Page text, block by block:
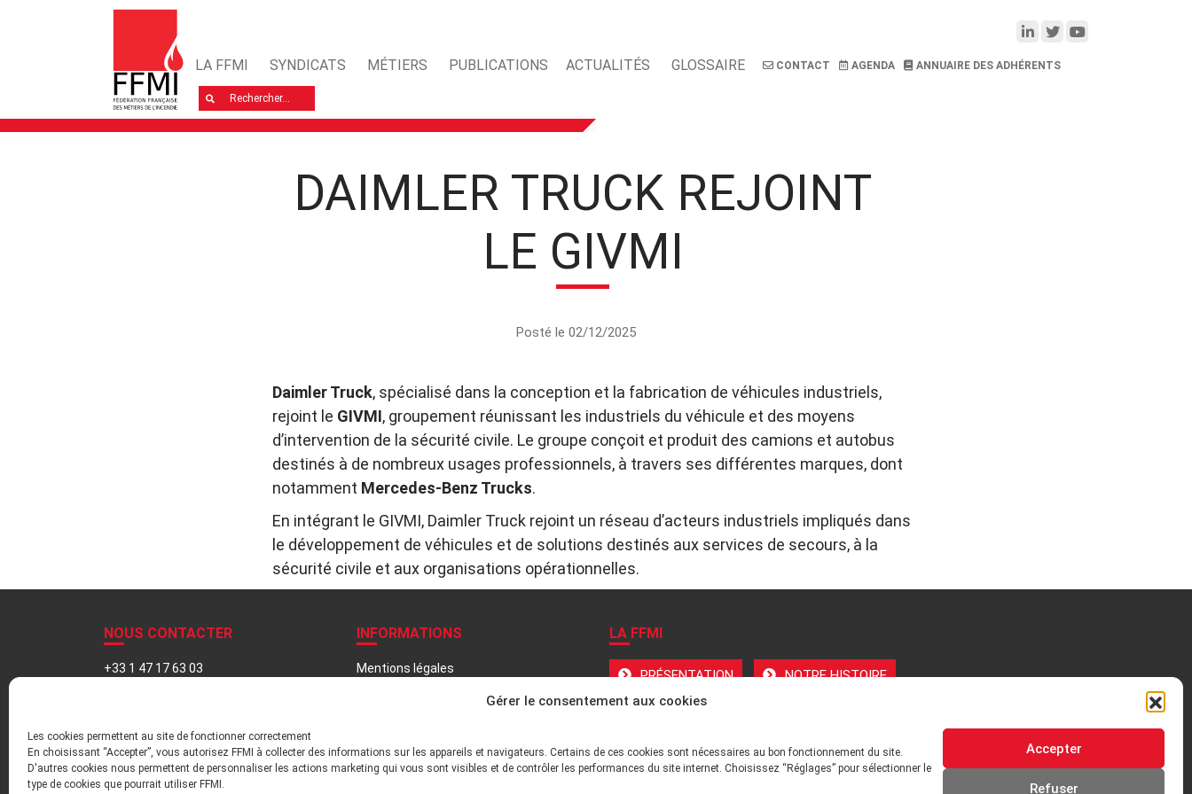
Gérer le consentement aux cookies
Les cookies permettent au site de fonctionner correctement
En choisissant “Accepter”, vous autorisez FFMI à collecter des informations sur les appareils et navigateurs. Certains de ces cookies sont nécessaires au bon fonctionnement du site.
D'autres cookies nous permettent de personnaliser les actions marketing qui vous sont visibles et de contrôler les performances du site internet. Choisissez “Réglages” pour sélectionner le
type de cookies que pourrait utiliser FFMI.
Accepter
Refuser
LA FFMI SYNDICATS MÉTIERS PUBLICATIONS ACTUALITÉS GLOSSAIRE CONTACT AGENDA ANNUAIRE DES ADHÉRENTS
Rechercher
DAIMLER TRUCK REJOINT
LE GIVMI
Posté le 02/12/2025
Daimler Truck, spécialisé dans la conception et la fabrication de véhicules industriels,
rejoint le GIVMI, groupement réunissant les industriels du véhicule et des moyens
d’intervention de la sécurité civile. Le groupe conçoit et produit des camions et autobus
destinés à de nombreux usages professionnels, à travers ses différentes marques, dont
notamment Mercedes-Benz Trucks.
En intégrant le GIVMI, Daimler Truck rejoint un réseau d’acteurs industriels impliqués dans
le développement de véhicules et de solutions destinés aux services de secours, à la
sécurité civile et aux organisations opérationnelles.
NOUS CONTACTER
+33 1 47 17 63 03
INFORMATIONS
Mentions légales
LA FFMI
PRÉSENTATION NOTRE HISTOIRE
ENVIRONNEMENT TECHNIQUE ET INSTITUTIONNEL ADHÉRER